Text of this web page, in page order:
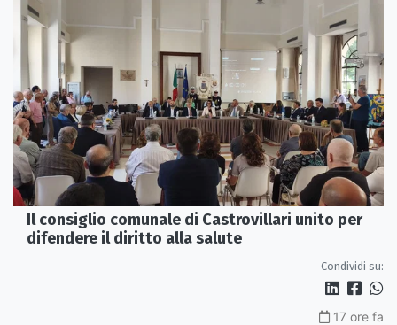
Il consiglio comunale di Castrovillari unito per
difendere il diritto alla salute
Condividi su:
17 ore fa